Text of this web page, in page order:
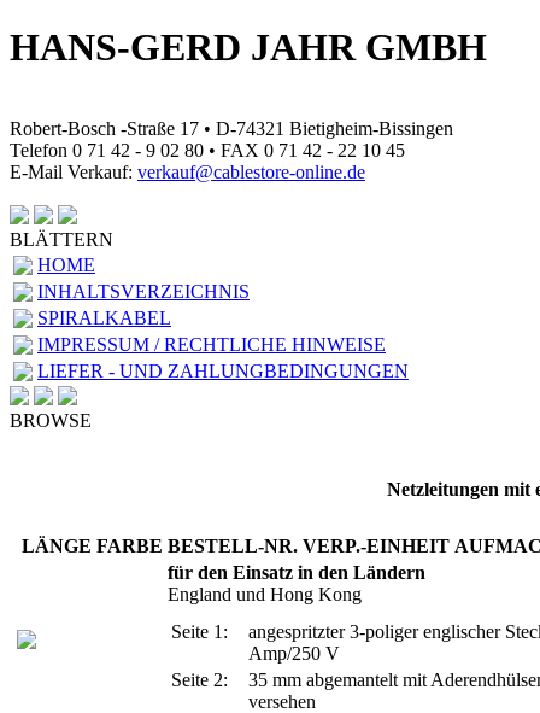
HANS-GERD JAHR GMBH
Robert-Bosch -Straße 17 • D-74321 Bietigheim-Bissingen
Telefon 0 71 42 - 9 02 80 • FAX 0 71 42 - 22 10 45
E-Mail Verkauf: verkauf@cablestore-online.de
BLÄTTERN
HOME
INHALTSVERZEICHNIS
SPIRALKABEL
IMPRESSUM / RECHTLICHE HINWEISE
LIEFER - UND ZAHLUNGBEDINGUNGEN
BROWSE
Netzleitungen mit
LÄNGE FARBE BESTELL-NR. VERP.-EINHEIT
für den Einsatz in den Ländern
England und Hong Kong
Seite 1:
angespritzter 3-poliger englischer
Amp/250 V
Seite 2:
35 mm abgemantelt mit
versehen